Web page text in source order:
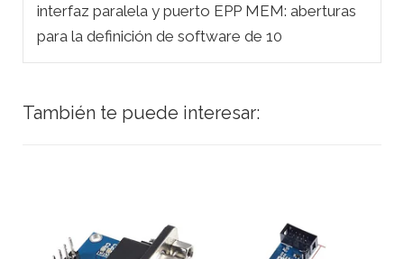
interfaz paralela y puerto EPP MEM: aberturas
para la definición de software de 10
También te puede interesar: